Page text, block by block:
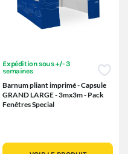
Expédition sous +/- 3
semaines
Barnum pliant imprimé - Capsule
GRAND LARGE - 3mx3m - Pack
Fenêtres Special